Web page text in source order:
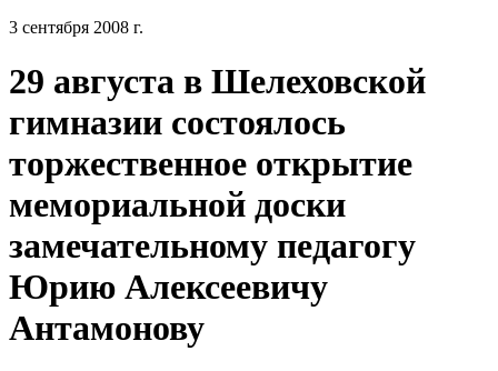
3 сентября 2008 г.
29 августа в Шелеховской
гимназии состоялось
торжественное открытие
мемориальной доски
замечательному педагогу
Юрию Алексеевичу
Антамонову